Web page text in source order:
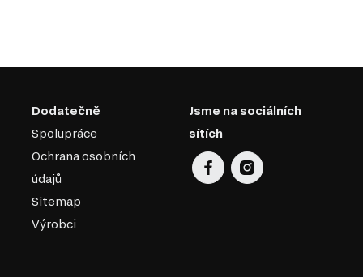
Dodatečně
Spolupráce
Ochrana osobních
údajů
Sitemap
Výrobci
Jsme na sociálních
sítích